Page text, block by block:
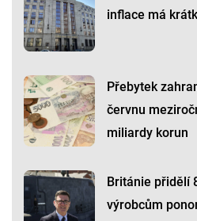
inflace má
Přebytek
červnu
miliardy korun
Británie přidělí
výrobcům